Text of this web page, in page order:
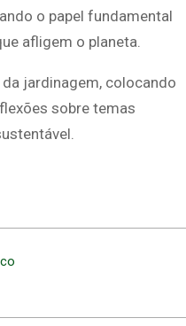
o papel fundamental
afligem o planeta.
jardinagem, colocando
sobre temas